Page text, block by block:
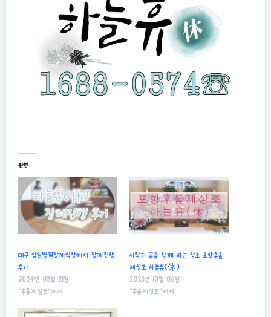
관련
대구 삼일병원장례식장에서 장례진행
후기
2024년 03월 21일
"후불제상조"에서
시작과 끝을 함께 하는 상조 포항후불
제상조 하늘휴(休)
2023년 10월 06일
"후불제상조"에서